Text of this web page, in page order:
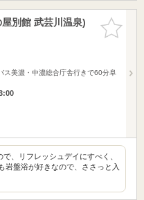
お気に入
りに追加
別館 武芸川温泉)
ス美濃・中濃総合庁舎行きで60分阜
、リフレッシュデイにすべく、
岩盤浴が好きなので、ささっと入